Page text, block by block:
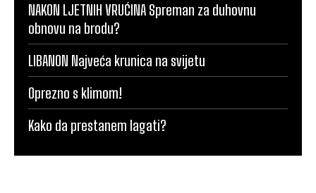
NAKON LJETNIH VRUĆINA Spreman za duhovnu
obnovu na brodu?
LIBANON Najveća krunica na svijetu
Oprezno s klimom!
Kako da prestanem lagati?